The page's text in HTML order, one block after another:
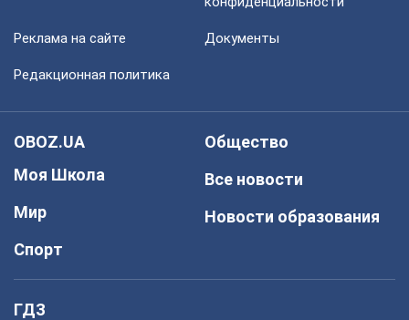
Реклама на сайте Документы
Редакционная политика
OBOZ.UA
Моя Школа
Мир
Спорт
Общество
Все новости
Новости образования
ГДЗ